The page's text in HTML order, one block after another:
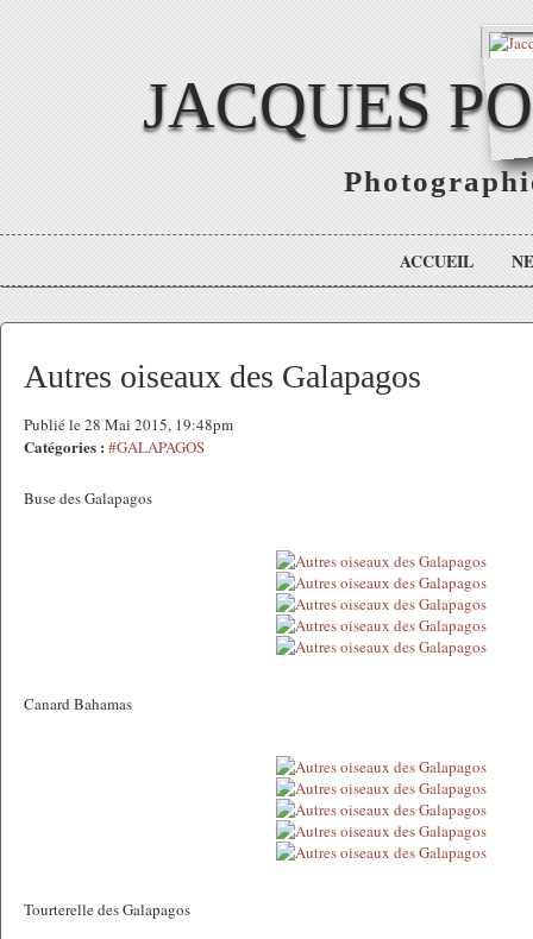
JACQUES
ACCUEIL
Autres oiseaux des Galapagos
Publié le 28 Mai 2015, 19:48pm
Catégories : #GALAPAGOS
Buse des Galapagos
Canard Bahamas
Tourterelle des Galapagos